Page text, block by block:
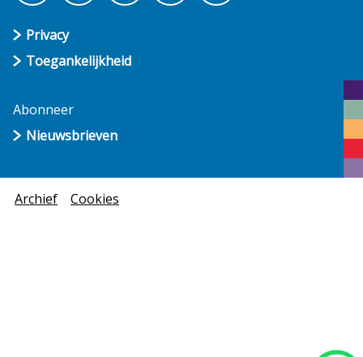
Privacy
Toegankelijkheid
Abonneer
Nieuwsbrieven
Archief Cookies